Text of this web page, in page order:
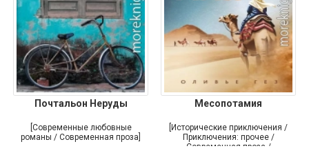
Почтальон Неруды
[Современные любовные
романы / Современная проза]
Месопотамия
[Исторические приключения /
Приключения: прочее /
Современная проза /